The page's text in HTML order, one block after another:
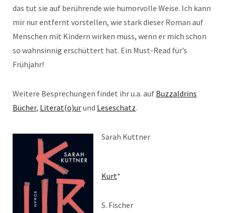
das tut sie auf berührende wie humorvolle Weise. Ich kann
mir nur entfernt vorstellen, wie stark dieser Roman auf
Menschen mit Kindern wirken muss, wenn er mich schon
so wahnsinnig erschüttert hat. Ein Must-Read für’s
Frühjahr!
Weitere Besprechungen findet ihr u.a. auf Buzzaldrins
Bücher, Literat(o)urund Leseschatz.
Sarah Kuttner
Kurt*
S. Fischer